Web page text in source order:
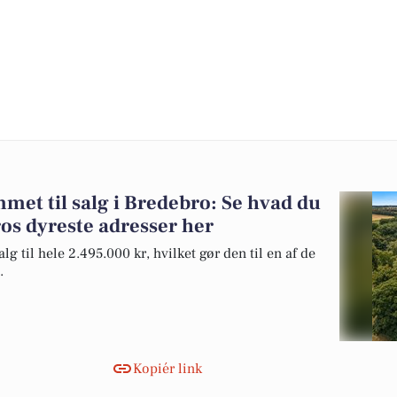
til salg i Bredebro: Se hvad du
dyreste adresser her
til hele 2.495.000 kr, hvilket gør den til en af de
Kopiér link